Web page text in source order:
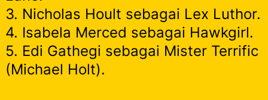
3. Nicholas Hoult sebagai Lex Luthor.
4. Isabela Merced sebagai Hawkgirl.
5. Edi Gathegi sebagai Mister Terrific
(Michael Holt).